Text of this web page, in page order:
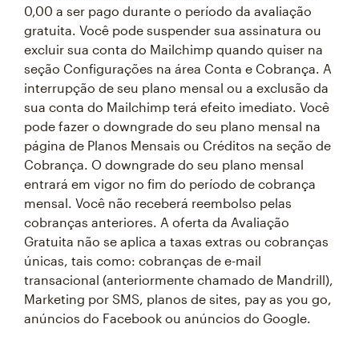
0,00 a ser pago durante o período da avaliação
gratuita. Você pode suspender sua assinatura ou
excluir sua conta do Mailchimp quando quiser na
seção Configurações na área Conta e Cobrança. A
interrupção de seu plano mensal ou a exclusão da
sua conta do Mailchimp terá efeito imediato. Você
pode fazer o downgrade do seu plano mensal na
página de Planos Mensais ou Créditos na seção de
Cobrança. O downgrade do seu plano mensal
entrará em vigor no fim do período de cobrança
mensal. Você não receberá reembolso pelas
cobranças anteriores. A oferta da Avaliação
Gratuita não se aplica a taxas extras ou cobranças
únicas, tais como: cobranças de e-mail
transacional (anteriormente chamado de Mandrill),
Marketing por SMS, planos de sites, pay as you go,
anúncios do Facebook ou anúncios do Google.